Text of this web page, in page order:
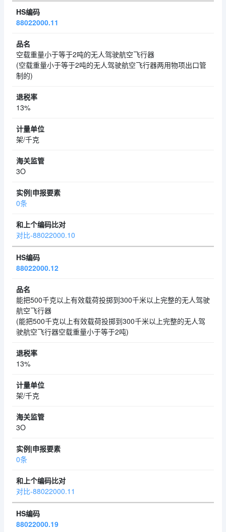
88022000.11
空载重量小于等于2吨的无人驾驶航空飞行器
(空载重量小于等于2吨的无人驾驶航空飞行器两用物项出口管
制的)
13%
架/千克
3O
0条
对比-88022000.10
88022000.12
能把500千克以上有效载荷投掷到300千米以上完整的无人驾驶
航空飞行器
(能把500千克以上有效载荷投掷到300千米以上完整的无人驾
驶航空飞行器空载重量小于等于2吨)
13%
架/千克
3O
0条
对比-88022000.11
88022000.19